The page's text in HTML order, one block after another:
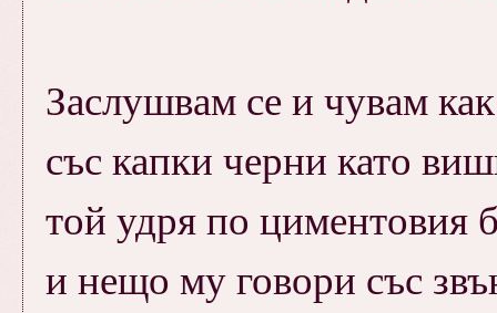
Заслушвам се и чувам
със капки черни като
той удря по циментовия
и нещо му говори със